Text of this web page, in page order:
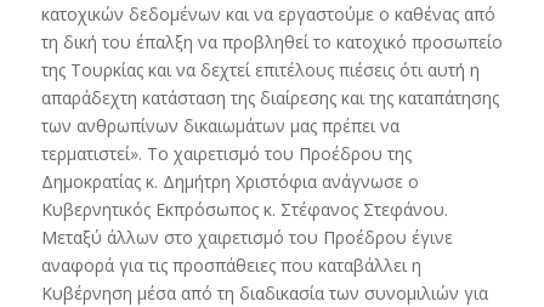
κατοχικών δεδομένων και να εργαστούμε ο καθένας από
τη δική του έπαλξη να προβληθεί το κατοχικό προσωπείο
της Τουρκίας και να δεχτεί επιτέλους πιέσεις ότι αυτή η
απαράδεχτη κατάσταση της διαίρεσης και της καταπάτησης
των ανθρωπίνων δικαιωμάτων μας πρέπει να
τερματιστεί». Το χαιρετισμό του Προέδρου της
Δημοκρατίας κ. Δημήτρη Χριστόφια ανάγνωσε ο
Κυβερνητικός Εκπρόσωπος κ. Στέφανος Στεφάνου.
Μεταξύ άλλων στο χαιρετισμό του Προέδρου έγινε
αναφορά για τις προσπάθειες που καταβάλλει η
Κυβέρνηση μέσα από τη διαδικασία των συνομιλιών για